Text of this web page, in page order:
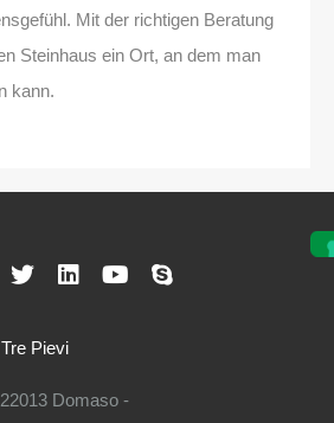
Mit der richtigen Beratung
Steinhaus ein Ort, an dem man
kann.
Pievi
Domaso -